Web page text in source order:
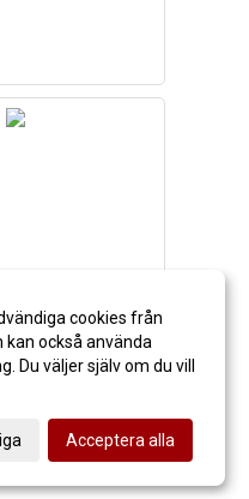
cookies från
kan också använda
Du väljer själv om du vill
Acceptera alla